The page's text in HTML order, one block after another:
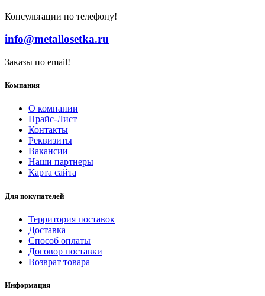
Консультации по телефону!
info@metallosetka.ru
Заказы по email!
Компания
О компании
Прайс-Лист
Контакты
Реквизиты
Вакансии
Наши партнеры
Карта сайта
Для покупателей
Территория поставок
Доставка
Способ оплаты
Договор поставки
Возврат товара
Информация